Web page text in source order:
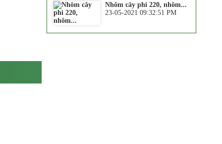
Nhôm cây phi 220, nhôm...
23-05-2021 09:32:51 PM